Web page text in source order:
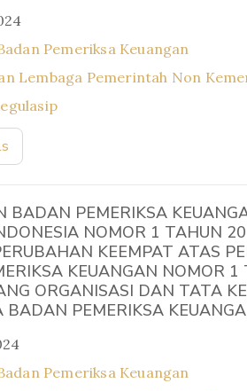
Pemeriksa Keuangan
Lembaga Pemerintah Non
BADAN PEMERIKSA
NOMOR 1 TAHUN
KEEMPAT ATAS
KEUANGAN NOMOR 1
ORGANISASI DAN TATA
BADAN PEMERIKSA
Pemeriksa Keuangan